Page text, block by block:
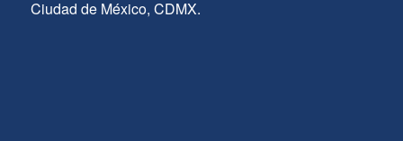
Ciudad de México, CDMX.